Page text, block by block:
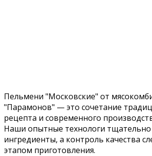
Пельмени "Московские" от
"Парамонов" — это сочетание
рецепта и современного
Наши опытные технологи
ингредиенты, а контроль качества
этапом приготовления.